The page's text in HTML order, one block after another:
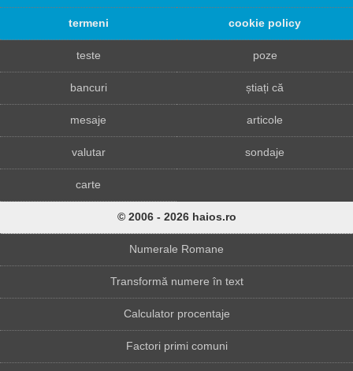
termeni cookie policy
teste poze
bancuri știați că
mesaje articole
valutar sondaje
carte
© 2006 - 2026 haios.ro
Numerale Romane
Transformă numere în text
Calculator procentaje
Factori primi comuni